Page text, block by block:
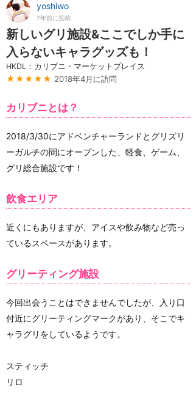
yoshiwo
7年前に投稿
新しいグリ施設&ここでしか手に
入らないキャラグッズも！
HKDL：カリブニ・マーケットプレイス
★★★★★ 2018年4月に訪問
カリブニとは？
2018/3/30にアドベンチャーランドとグリズリ
ーガルチの間にオープンした、軽食、ゲーム、
グリ総合施設です！
飲食エリア
近くにもありますが、アイスや飲み物など売っ
ているスペースがあります。
グリーティング施設
今回出会うことはできませんでしたが、入り口
付近にグリーティングマークがあり、そこでキ
ャラグリをしているようです。
スティッチ
リロ